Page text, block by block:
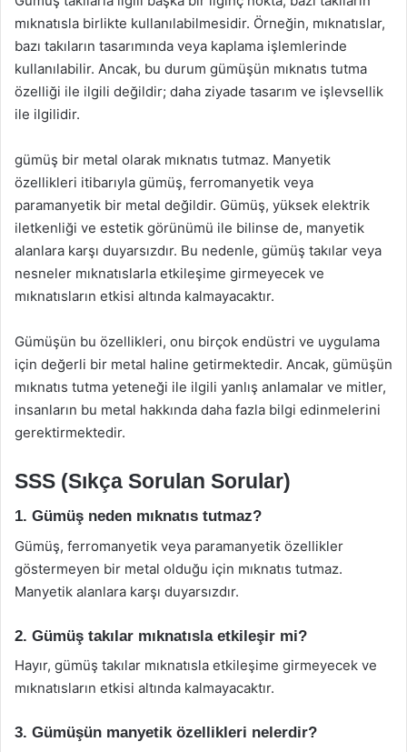
mıknatısla birlikte kullanılabilmesidir. Örneğin, mıknatıslar,
bazı takıların tasarımında veya kaplama işlemlerinde
kullanılabilir. Ancak, bu durum gümüşün mıknatıs tutma
özelliği ile ilgili değildir; daha ziyade tasarım ve işlevsellik
ile ilgilidir.
gümüş bir metal olarak mıknatıs tutmaz. Manyetik
özellikleri itibarıyla gümüş, ferromanyetik veya
paramanyetik bir metal değildir. Gümüş, yüksek elektrik
iletkenliği ve estetik görünümü ile bilinse de, manyetik
alanlara karşı duyarsızdır. Bu nedenle, gümüş takılar veya
nesneler mıknatıslarla etkileşime girmeyecek ve
mıknatısların etkisi altında kalmayacaktır.
Gümüşün bu özellikleri, onu birçok endüstri ve uygulama
için değerli bir metal haline getirmektedir. Ancak, gümüşün
mıknatıs tutma yeteneği ile ilgili yanlış anlamalar ve mitler,
insanların bu metal hakkında daha fazla bilgi edinmelerini
gerektirmektedir.
SSS (Sıkça Sorulan Sorular)
1. Gümüş neden mıknatıs tutmaz?
Gümüş, ferromanyetik veya paramanyetik özellikler
göstermeyen bir metal olduğu için mıknatıs tutmaz.
Manyetik alanlara karşı duyarsızdır.
2. Gümüş takılar mıknatısla etkileşir mi?
Hayır, gümüş takılar mıknatısla etkileşime girmeyecek ve
mıknatısların etkisi altında kalmayacaktır.
3. Gümüşün manyetik özellikleri nelerdir?